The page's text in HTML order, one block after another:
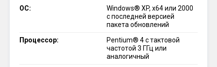
ОС:
Windows® XP, x64 или 2000
с последней версией
пакета обновлений
Процессор:
Pentium® 4 с тактовой
частотой 3 ГГц или
аналогичный